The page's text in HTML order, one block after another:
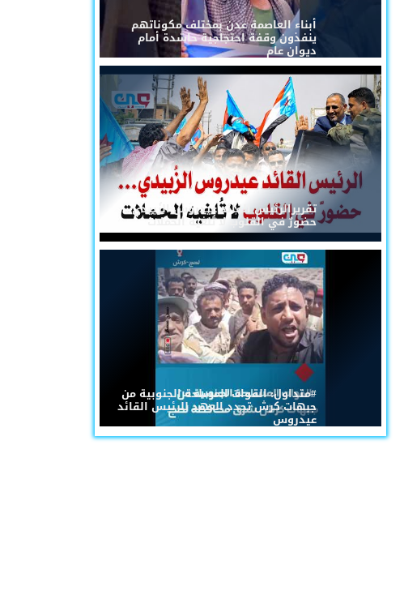
أبناء العاصمة عدن بمختلف مكوناتهم
ينفذون وقفة احتجاجية حاشدة أمام
ديوان عام
تقريرالرئيس القائد عيدروس الزُبيدي...
حضورٌ في القلوب لا تُلغيه الحملات
#متداول: القوات المسلحة الجنوبية من
جبهات كرش تجدد العهد للرئيس القائد
عيدروس